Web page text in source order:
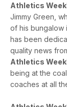
Athletics
Jimmy Green,
of his bungalow
has been
quality news
Athletics
being at the
coaches at all